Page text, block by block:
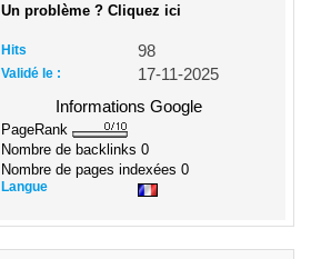
Un problème ? Cliquez ici
Hits 98
Validé le :
17-11-2025
Informations Google
PageRank
Nombre de backlinks 0
Nombre de pages indexées 0
Langue